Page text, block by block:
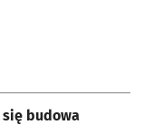
budowa